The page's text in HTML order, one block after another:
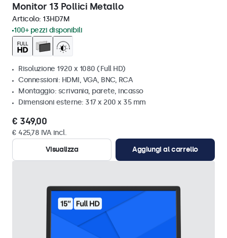
Monitor 13 Pollici Metallo
Articolo: 13HD7M
100+ pezzi disponibili
Risoluzione 1920 x 1080 (Full HD)
Connessioni: HDMI, VGA, BNC, RCA
Montaggio: scrivania, parete, incasso
Dimensioni esterne: 317 x 200 x 35 mm
€ 349,00
€ 425,78 IVA incl.
Visualizza
Aggiungi al carrello